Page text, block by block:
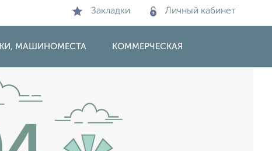
Закладки Личный кабинет
МАШИНОМЕСТА КОММЕРЧЕСКАЯ